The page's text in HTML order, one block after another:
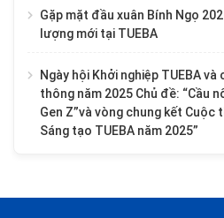
Gặp mặt đầu xuân Bính Ngọ
lượng mới tại TUEBA
Ngày hội Khởi nghiệp TUEBA
thông năm 2025 Chủ đề: “Cầu
Gen Z”và vòng chung kết Cuộc
Sáng tạo TUEBA năm 2025”